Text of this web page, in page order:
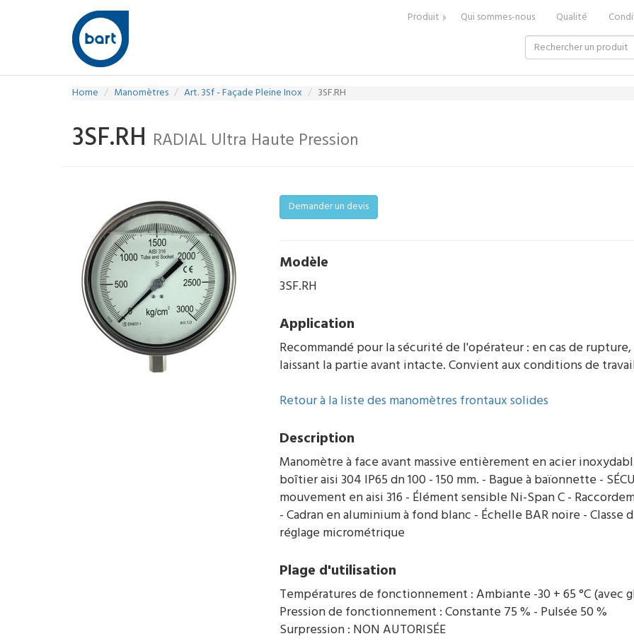
Produit Qui sommes-nous Qualité
Home Manomètres Art. 3Sf - Façade Pleine Inox 3SF.RH
3SF.RH RADIAL Ultra Haute Pression
Demander un devis
Modèle
3SF.RH
Application
Recommandé pour la sécurité de l'opérateur : en cas de
laissant la partie avant intacte. Convient aux conditions de
Retour à la liste des manomètres frontaux solides
Description
Manomètre à face avant massive entièrement en acier
boîtier aisi 304 IP65 dn 100 - 150 mm. - Bague à baïonnette -
mouvement en aisi 316 - Élément sensible Ni-Span C -
- Cadran en aluminium à fond blanc - Échelle BAR noire -
réglage micrométrique
Plage d'utilisation
Températures de fonctionnement : Ambiante -30 + 65 °C (avec
Pression de fonctionnement : Constante 75 % - Pulsée 50 %
Surpression : NON AUTORISÉE